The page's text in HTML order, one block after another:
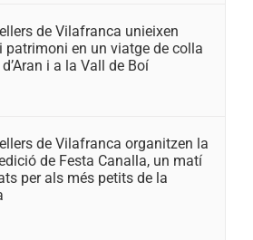
de Vilafranca unieixen
patrimoni en un viatge de colla
i a la Vall de Boí
de Vilafranca organitzen la
de Festa Canalla, un matí
per als més petits de la